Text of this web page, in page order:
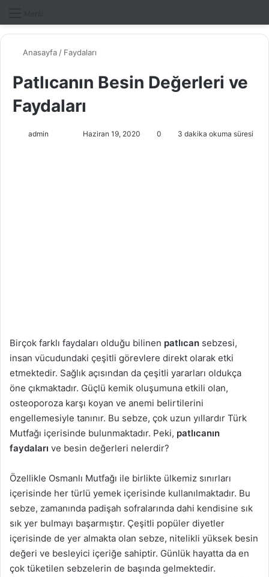
Anasayfa / Faydaları
Patlıcanın Besin Değerleri ve
Faydaları
admin
e
k
Haziran 19, 2020 0 3 dakika okuma süresi
Birçok farklı faydaları olduğu bilinen patlıcan sebzesi,
insan vücudundaki çeşitli görevlere direkt olarak etki
etmektedir. Sağlık açısından da çeşitli yararları oldukça
öne çıkmaktadır. Güçlü kemik oluşumuna etkili olan,
osteoporoza karşı koyan ve anemi belirtilerini
engellemesiyle tanınır. Bu sebze, çok uzun yıllardır Türk
Mutfağı içerisinde bulunmaktadır. Peki, patlıcanın
faydaları ve besin değerleri nelerdir?
Özellikle Osmanlı Mutfağı ile birlikte ülkemiz sınırları
içerisinde her türlü yemek içerisinde kullanılmaktadır. Bu
sebze, zamanında padişah sofralarında dahi kendisine sık
sık yer bulmayı başarmıştır. Çeşitli popüler diyetler
içerisinde de yer almakta olan sebze, nitelikli yüksek besin
değeri ve besleyici içeriğe sahiptir. Günlük hayatta da en
çok tüketilen sebzelerin de başında gelmektedir.